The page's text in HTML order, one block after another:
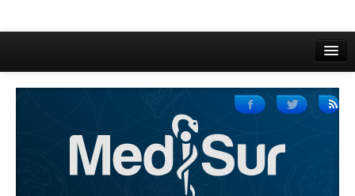
Inicio
Iniciar sesión
Registrarse